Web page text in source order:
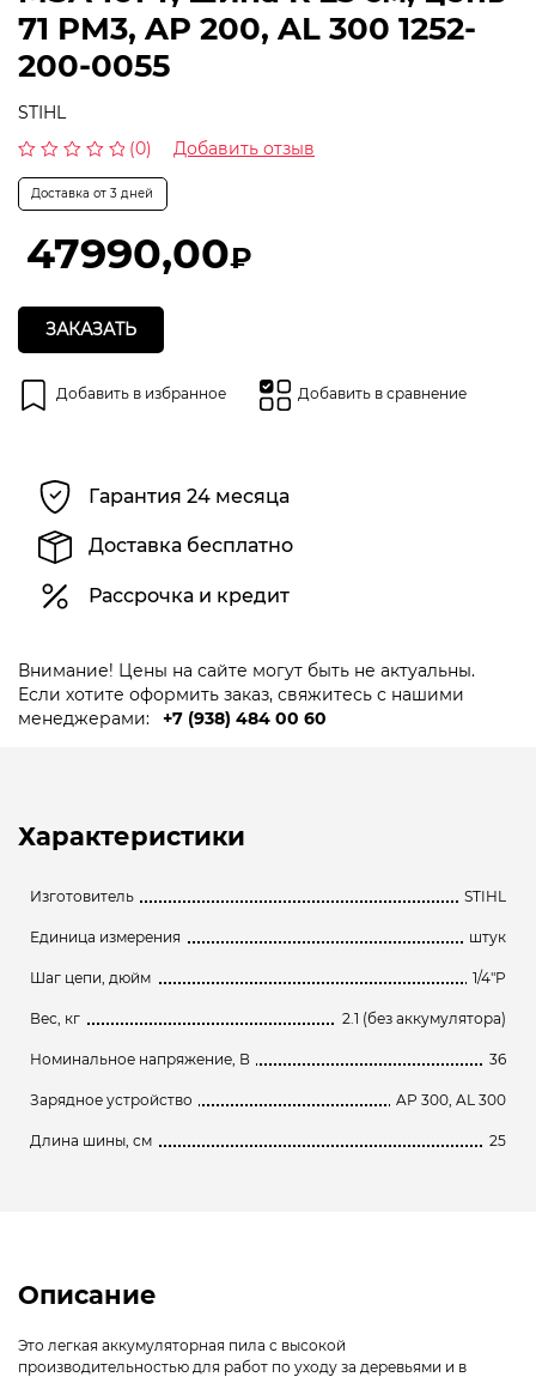
71 PM3, AP 200, AL 300 1252-
200-0055
STIHL
0
из
(0) Добавить отзыв
Доставка от 3 дней
47990,00₽
ЗАКАЗАТЬ
Добавить в избранное Добавить в сравнение
Гарантия 24 месяца
Доставка бесплатно
Рассрочка и кредит
Внимание! Цены на сайте могут быть не актуальны.
Если хотите оформить заказ, свяжитесь с нашими
менеджерами:
+7 (938) 484 00 60
Характеристики
Изготовитель STIHL
Единица измерения штук
Шаг цепи, дюйм 1/4"P
Вес, кг 2.1 (без аккумулятора)
Номинальное напряжение, В 36
Зарядное устройство AP 300, AL 300
Длина шины, см 25
Описание
Это легкая аккумуляторная пила с высокой
производительностью для работ по уходу за деревьями и в